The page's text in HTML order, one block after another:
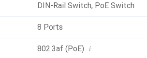
DIN-Rail Switch, PoE Switch
8 Ports
802.3af (PoE) i